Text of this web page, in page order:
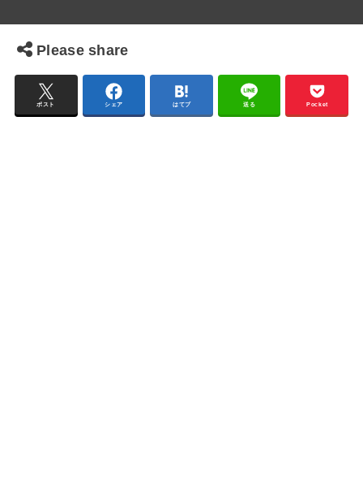
Please share
ポスト シェア はてブ 送る Pocket